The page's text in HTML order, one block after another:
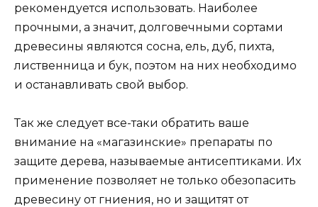
рекомендуется использовать. Наиболее
прочными, а значит, долговечными сортами
древесины являются сосна, ель, дуб, пихта,
лиственница и бук, поэтом на них необходимо
и останавливать свой выбор.
Так же следует все-таки обратить ваше
внимание на «магазинские» препараты по
защите дерева, называемые антисептиками. Их
применение позволяет не только обезопасить
древесину от гниения, но и защитят от